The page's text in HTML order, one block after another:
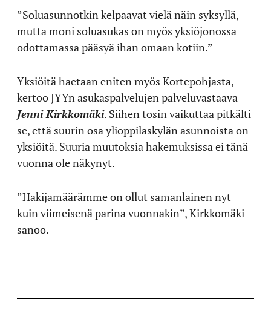
”Soluasunnotkin kelpaavat vielä näin syksyllä,
mutta moni soluasukas on myös yksiöjonossa
odottamassa pääsyä ihan omaan kotiin.”
Yksiöitä haetaan eniten myös Kortepohjasta,
kertoo JYYn asukaspalvelujen palveluvastaava
Jenni Kirkkomäki. Siihen tosin vaikuttaa pitkälti
se, että suurin osa ylioppilaskylän asunnoista on
yksiöitä. Suuria muutoksia hakemuksissa ei tänä
vuonna ole näkynyt.
”Hakijamäärämme on ollut samanlainen nyt
kuin viimeisenä parina vuonnakin”, Kirkkomäki
sanoo.